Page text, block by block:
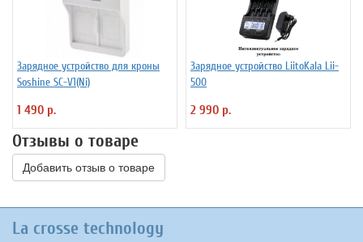
Зарядное устройство для кроны
Soshine SC-V1(Ni)
1 490 р.
Зарядное устройство LiitoKala Lii-
500
2 990 р.
Отзывы о товаре
Добавить отзыв о товаре
La crosse technology